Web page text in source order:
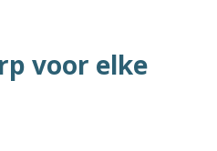
voor elke